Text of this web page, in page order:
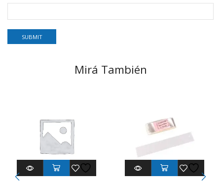
Mirá También